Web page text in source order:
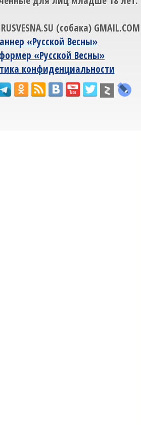
(собака) GMAIL.COM
«Русской Весны»
«Русской Весны»
конфиденциальности